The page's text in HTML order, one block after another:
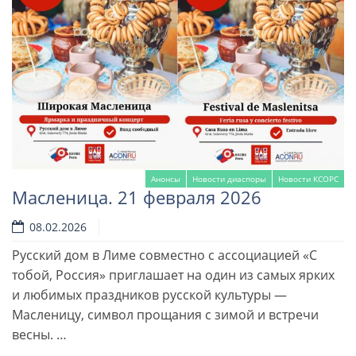
Анонсы Новости диаспоры Новости КСОРС
Масленица. 21 февраля 2026
08.02.2026
Русский дом в Лиме совместно с ассоциацией «С
тобой, Россия» приглашает на один из самых ярких
и любимых праздников русской культуры —
Масленицу, символ прощания с зимой и встречи
весны. …